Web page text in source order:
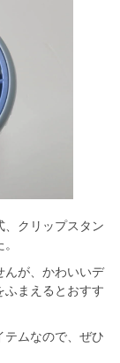
、クリップスタン
んが、かわいいデ
ふまえるとおすす
テムなので、ぜひ